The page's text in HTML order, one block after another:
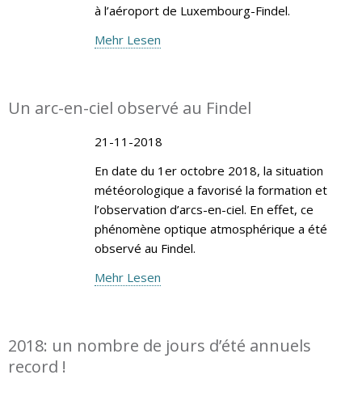
à l’aéroport de Luxembourg-Findel.
Mehr Lesen
Un arc-en-ciel observé au Findel
21-11-2018
En date du 1er octobre 2018, la situation
météorologique a favorisé la formation et
l’observation d’arcs-en-ciel. En effet, ce
phénomène optique atmosphérique a été
observé au Findel.
Mehr Lesen
2018: un nombre de jours d’été annuels
record !